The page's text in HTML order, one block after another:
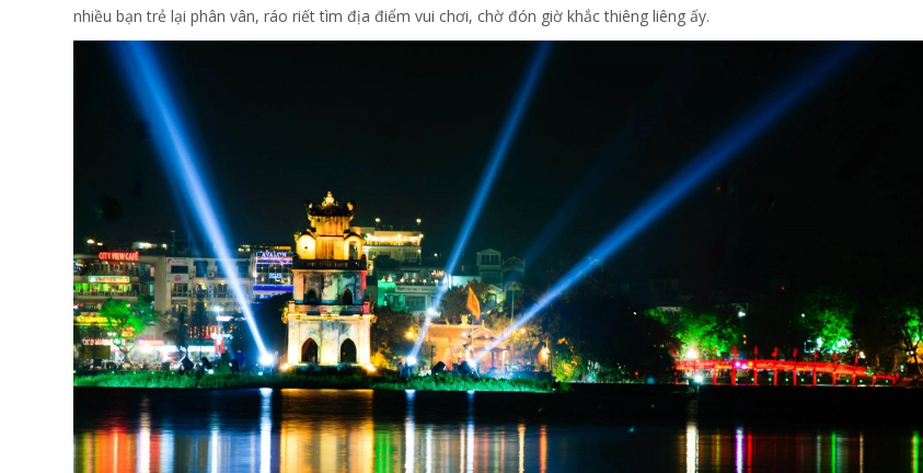
nhiều bạn trẻ lại phân vân, ráo riết tìm địa điểm vui chơi, chờ đón giờ khắc thiêng liêng ấy.